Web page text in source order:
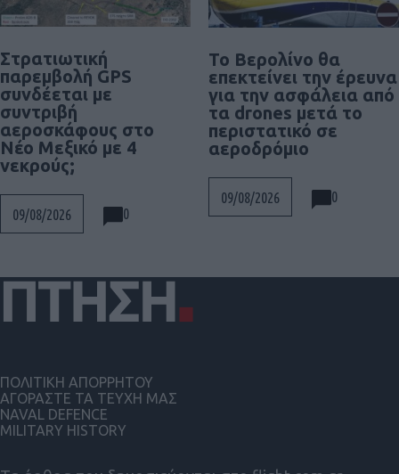
Στρατιωτική
παρεμβολή GPS
συνδέεται με
συντριβή
αεροσκάφους στο
Νέο Μεξικό με 4
νεκρούς;
09/08/2026 0
Το Βερολίνο θα
επεκτείνει την έρευνα
για την ασφάλεια από
τα drones μετά το
περιστατικό σε
αεροδρόμιο
09/08/2026 0
ΠΟΛΙΤΙΚΗ ΑΠΟΡΡΗΤΟΥ
ΑΓΟΡΑΣΤΕ ΤΑ ΤΕΥΧΗ ΜΑΣ
NAVAL DEFENCE
MILITARY HISTORY